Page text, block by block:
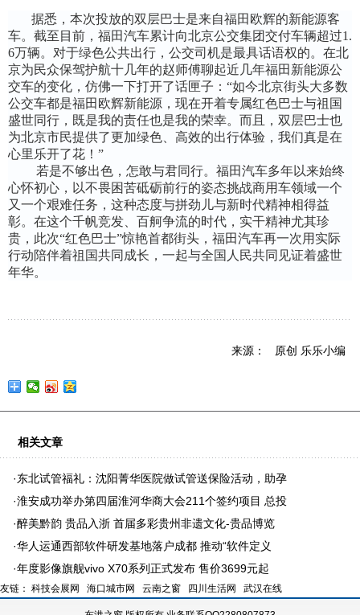
据悉，本次投放的双层巴士是来自福田欧辉的新能源客
车。截至目前，福田汽车累计向北京公交集团交付车辆超过1.
6万辆。对于绿色公共出行，公交司机是最具话语权的。在北
京为民众保驾护航十几年的赵师傅聊起近几年福田新能源公
交车的变化，仿佛一下打开了话匣子：“如今北京街头大多数
公交车都是福田欧辉新能源，现在开着专属红色巴士与祖国
盛世同行，既是我的责任也是我的荣幸。而且，双层巴士也
为北京市民提供了更加绿色、高效的出行体验，我们真是在
心里乐开了花！”
若是不够出色，怎敢与君同行。福田汽车多年以来始终
心怀初心，以不畏困苦砥砺前行的姿态挑战商用车领域一个
又一个艰难任务，这种态度与拼劲儿与新时代精神相得益
彰。在这个千帆竞发、百舸争流的时代，实干精神尤其珍
贵，此次“红色巴士”惊艳首都街头，福田汽车再一次用实际
行动陪伴着祖国共同成长，一起与全国人民共同见证着盛世
年华。
来源： 原创 乐乐小编
相关文章
·东北试管福礼：沈阳菁华医院做试管送保险活动，助孕
·淮安成功举办第四届淮河华商大会211个签约项目 总投
·醉美黔韵 贵品入浙 首届多彩贵州非遗文化-贵品博览
·华人运通西部软件研发基地落户成都 推动“软件定义
·年度影像旗舰vivo X70系列正式发布 售价3699元起
友链： 科技会展网 海口城市网 云南之窗 四川生活网 武汉在线